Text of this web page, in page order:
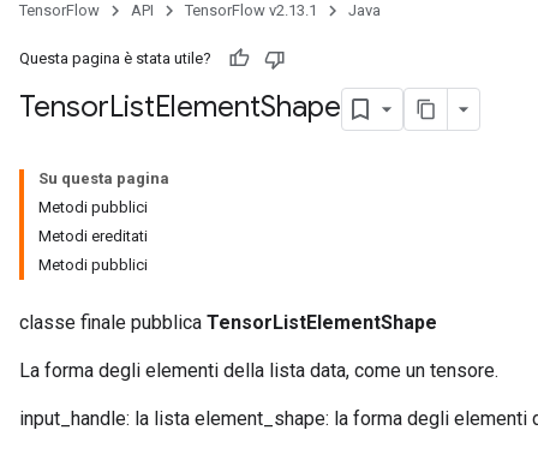
TensorFlow API TensorFlow v2.13.1 Java
Questa pagina è stata utile?
TensorListElementShape
Su questa pagina
Metodi pubblici
Metodi ereditati
Metodi pubblici
classe finale pubblica TensorListElementShape
La forma degli elementi della lista data, come un tensore.
input_handle: la lista element_shape: la forma degli elementi